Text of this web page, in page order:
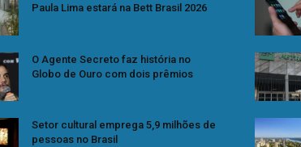
Paula Lima estará na Bett Brasil 2026
O Agente Secreto faz história no
Globo de Ouro com dois prêmios
Setor cultural emprega 5,9 milhões de
pessoas no Brasil